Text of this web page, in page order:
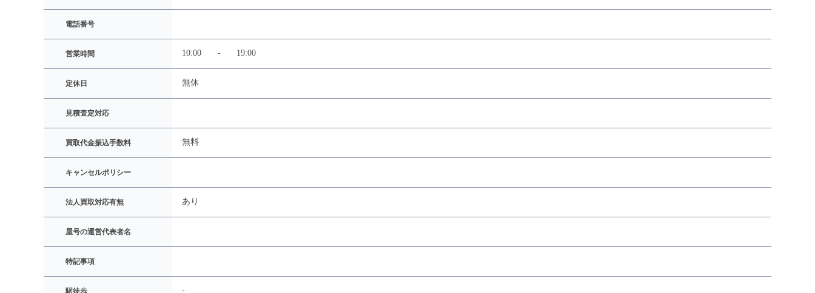
電話番号
営業時間 10:00 - 19:00
定休日 無休
見積査定対応
買取代金振込手数料 無料
キャンセルポリシー
法人買取対応有無 あり
屋号の運営代表者名
特記事項
-